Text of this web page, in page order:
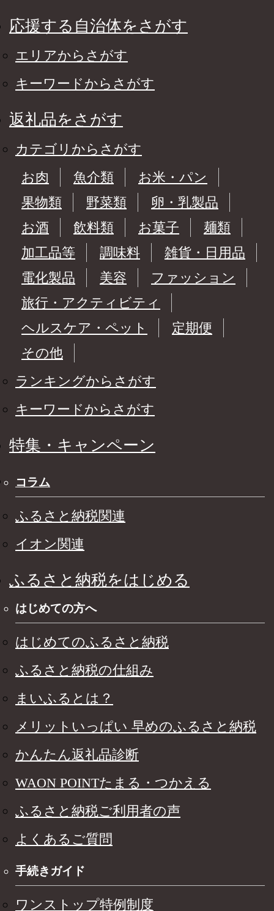
応援する自治体をさがす
エリアからさがす
キーワードからさがす
返礼品をさがす
カテゴリからさがす
お肉
魚介類
お米・パン
果物類
野菜類
卵・乳製品
お酒
飲料類 お菓子
麺類
加工品等
調味料
雑貨・日用品
電化製品
美容
ファッション
旅行・アクティビティ
ヘルスケア・ペット
定期便
その他
ランキングからさがす
キーワードからさがす
特集・キャンペーン
コラム
ふるさと納税関連
イオン関連
ふるさと納税をはじめる
はじめての方へ
はじめてのふるさと納税
ふるさと納税の仕組み
まいふるとは？
メリットいっぱい 早めのふるさと納税
かんたん返礼品診断
WAON POINTたまる・つかえる
ふるさと納税ご利用者の声
よくあるご質問
手続きガイド
ワンストップ特例制度